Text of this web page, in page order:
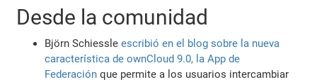
Desde la comunidad
Björn Schiessleescribió en el blog sobre la nueva
característica de ownCloud 9.0, la App de
Federación que permite a los usuarios intercambiar